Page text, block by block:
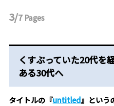
3/7Pages
くすぶっていた20代を
ある30代へ
――タイトルの『untitled』という